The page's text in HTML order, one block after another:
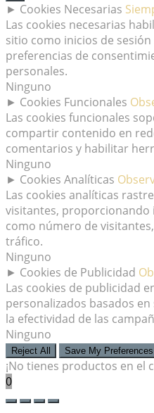
► Cookies Necesarias
Las cookies necesarias
sitio como inicios de
preferencias de
personales.
Ninguno
► Cookies Funcionales
Las cookies funcionales
compartir contenido en
comentarios y habilitar
Ninguno
► Cookies Analíticas
Las cookies analíticas
visitantes,
como número de
tráfico.
Ninguno
► Cookies de Publicidad
Las cookies de publicidad
personalizados basados
la efectividad de las
Ninguno
Reject All Save My Preferences
¡No tienes productos en el
0